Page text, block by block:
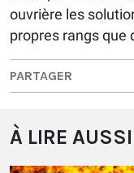
ouvrière les
propres rangs que
PARTAGER
À LIRE AUSSI